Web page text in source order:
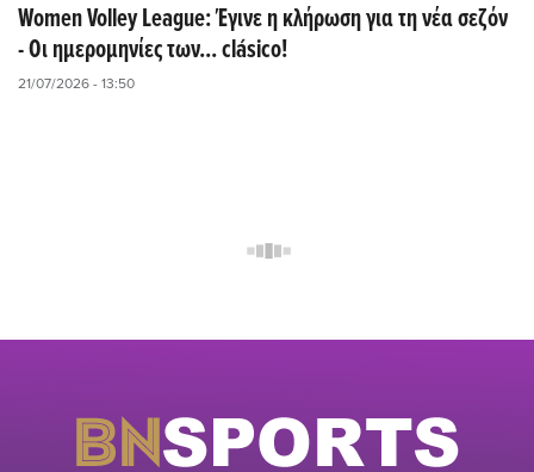
Women Volley League: Έγινε η κλήρωση για τη νέα σεζόν
- Οι ημερομηνίες των... clásico!
21/07/2026 - 13:50